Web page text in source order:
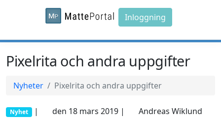
Inloggning
Pixelrita och andra uppgifter
Nyheter Pixelrita och andra uppgifter
Nyhet | den 18 mars 2019 |
Andreas Wiklund